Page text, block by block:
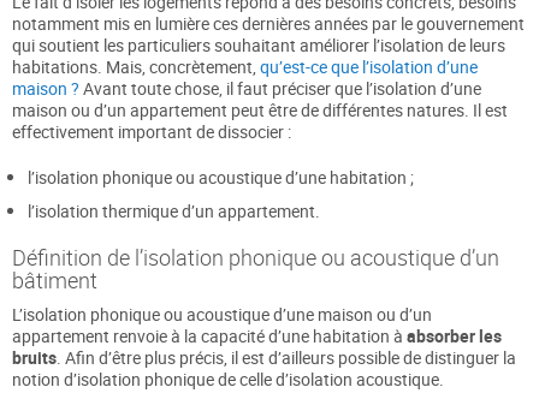
notamment mis en lumière ces dernières années par le gouvernement
qui soutient les particuliers souhaitant améliorer l’isolation de leurs
habitations. Mais, concrètement, qu’est-ce que l’isolation d’une
maison ? Avant toute chose, il faut préciser que l’isolation d’une
maison ou d’un appartement peut être de différentes natures. Il est
effectivement important de dissocier :
l’isolation phonique ou acoustique d’une habitation ;
l’isolation thermique d’un appartement.
Définition de l’isolation phonique ou acoustique d’un
bâtiment
L’isolation phonique ou acoustique d’une maison ou d’un
appartement renvoie à la capacité d’une habitation à absorber les
bruits . Afin d’être plus précis, il est d’ailleurs possible de distinguer la
notion d’isolation phonique de celle d’isolation acoustique.